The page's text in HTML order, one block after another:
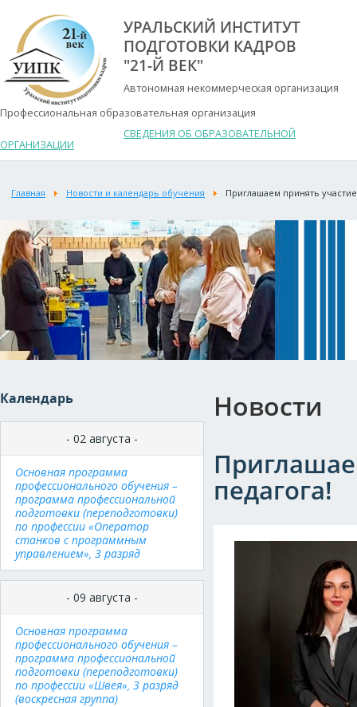
УРАЛЬСКИЙ ИНСТИТУТ
ПОДГОТОВКИ КАДРОВ
"21-Й ВЕК"
Автономная некоммерческая организация
Профессиональная образовательная организация
СВЕДЕНИЯ ОБ ОБРАЗОВАТЕЛЬНОЙ
ОРГАНИЗАЦИИ
Главная Новости и календарь обучения Приглашаем принять
Календарь
- 02 августа -
Основная программа
профессионального обучения –
программа профессиональной
подготовки (переподготовки)
по профессии «Оператор
станков с программным
управлением», 3 разряд
- 09 августа -
Основная программа
профессионального обучения –
программа профессиональной
подготовки (переподготовки)
по профессии «Швея», 3 разряд
(воскресная группа)
Новости
педагога!